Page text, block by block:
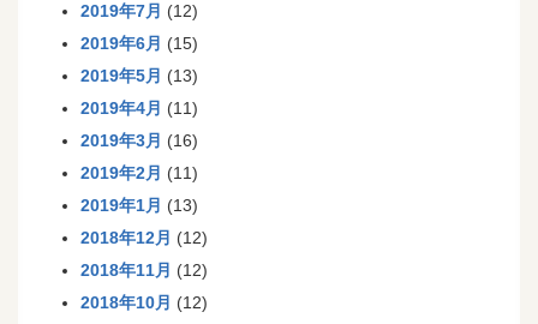
2019年7月 (12)
2019年6月 (15)
2019年5月 (13)
2019年4月 (11)
2019年3月 (16)
2019年2月 (11)
2019年1月 (13)
2018年12月 (12)
2018年11月 (12)
2018年10月 (12)